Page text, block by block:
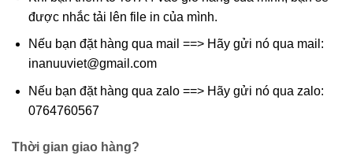
được nhắc tải lên file in của mình.
Nếu bạn đặt hàng qua mail ==> Hãy gửi nó qua mail:
inanuuviet@gmail.com
Nếu bạn đặt hàng qua zalo ==> Hãy gửi nó qua zalo:
0764760567
Thời gian giao hàng?